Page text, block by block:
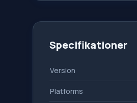
Specifikationer
Version
Platforms